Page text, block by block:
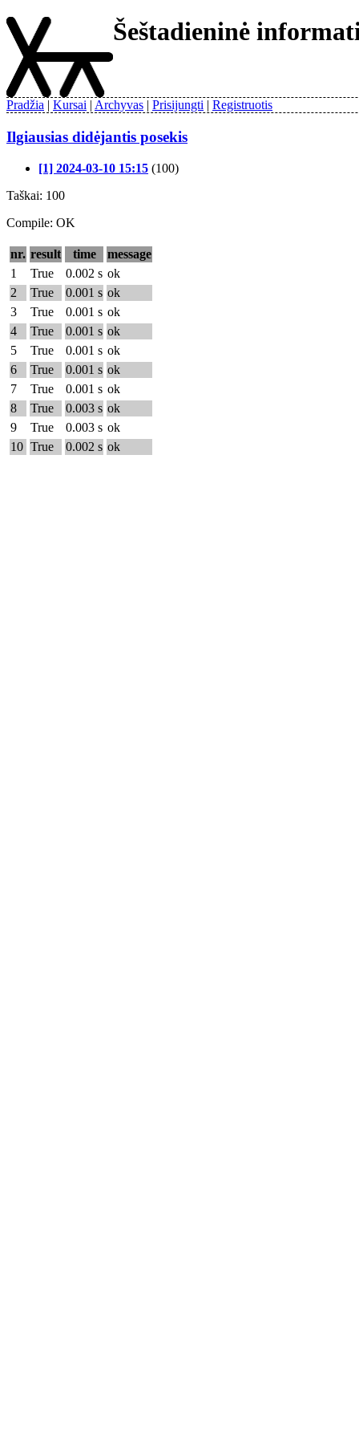
Šeštadieninė
Pradžia Kursai Archyvas Prisijungti Registruotis
Ilgiausias didėjantis posekis
[1] 2024-03-10 15:15 (100)
Taškai: 100
Compile: OK
nr. result time
message
1
True 0.002 s ok
2
True 0.001 s ok
3
True 0.001 s ok
4
True 0.001 s ok
5
True 0.001 s ok
6
True 0.001 s ok
7
True 0.001 s ok
8
True 0.003 s ok
9
True 0.003 s ok
10 True 0.002 s ok